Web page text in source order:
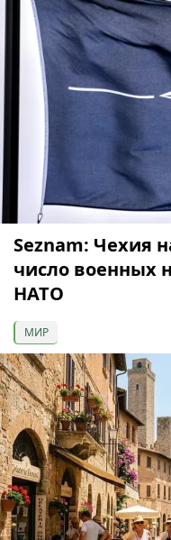
Seznam: Чехия
число военных
НАТО
МИР